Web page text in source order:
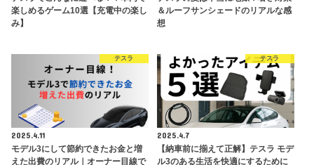
楽しめるゲーム10選【充電中の楽し
み】
＆ルーフサンシェードのリアルな感
想
テスラ
2025.4.11
モデル3にして節約できたお金と増
えた出費のリアル｜オーナー目線で
テスラ
2025.4.7
【納車前に揃えて正解】テスラ モデ
ル3のある生活を快適にするために